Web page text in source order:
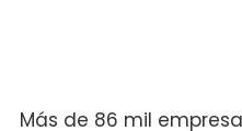
Más de 86 mil